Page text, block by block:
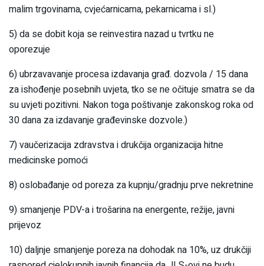
malim trgovinama, cvjećarnicama, pekarnicama i sl.)
5) da se dobit koja se reinvestira nazad u tvrtku ne
oporezuje
6) ubrzavavanje procesa izdavanja građ. dozvola / 15 dana
za ishođenje posebnih uvjeta, tko se ne očituje smatra se da
su uvjeti pozitivni. Nakon toga poštivanje zakonskog roka od
30 dana za izdavanje građevinske dozvole.)
7) vaučerizacija zdravstva i drukčija organizacija hitne
medicinske pomoći
8) oslobađanje od poreza za kupnju/gradnju prve nekretnine
9) smanjenje PDV-a i trošarina na energente, režije, javni
prijevoz
10) daljnje smanjenje poreza na dohodak na 10%, uz drukčiji